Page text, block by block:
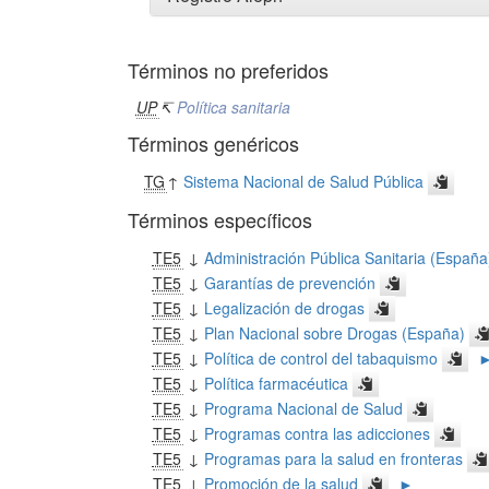
Términos no preferidos
UP ↸Política sanitaria
Términos genéricos
TG ↑Sistema Nacional de Salud Pública
Términos específicos
TE5 ↓ Administración Pública Sanitaria
TE5 ↓ Garantías de prevención
TE5 ↓ Legalización de drogas
TE5 ↓ Plan Nacional sobre Drogas (España)
TE5 ↓ Política de control del tabaquismo
TE5 ↓ Política farmacéutica
TE5 ↓ Programa Nacional de Salud
TE5 ↓ Programas contra las adicciones
TE5 ↓ Programas para la salud en fronteras
TE5 ↓ Promoción de la salud ►